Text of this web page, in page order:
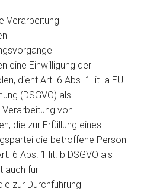
Verarbeitung
eine Einwilligung der
dient Art. 6 Abs. 1 lit. a EU-
(DSGVO) als
von
die zur Erfüllung eines
die betroffene Person
6 Abs. 1 lit. b DSGVO als
auch für
zur Durchführung